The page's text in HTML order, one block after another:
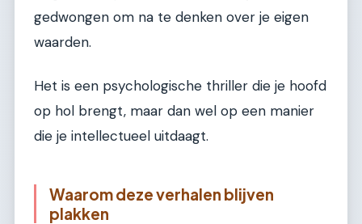
gedwongen om na te denken over je eigen
waarden.
Het is een psychologische thriller die je hoofd
op hol brengt, maar dan wel op een manier
die je intellectueel uitdaagt.
Waarom deze verhalen blijven
plakken